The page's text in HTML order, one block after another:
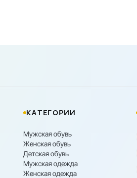
КАТЕГОРИИ
Мужская обувь
Женская обувь
Детская обувь
Мужская одежда
Женская одежда